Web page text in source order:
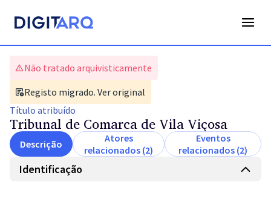
Não tratado arquivisticamente
Registo migrado. Ver original
Título atribuído
Tribunal de Comarca de Vila Viçosa
Descrição
Atores
relacionados (2)
Eventos
relacionados (2)
Identificação